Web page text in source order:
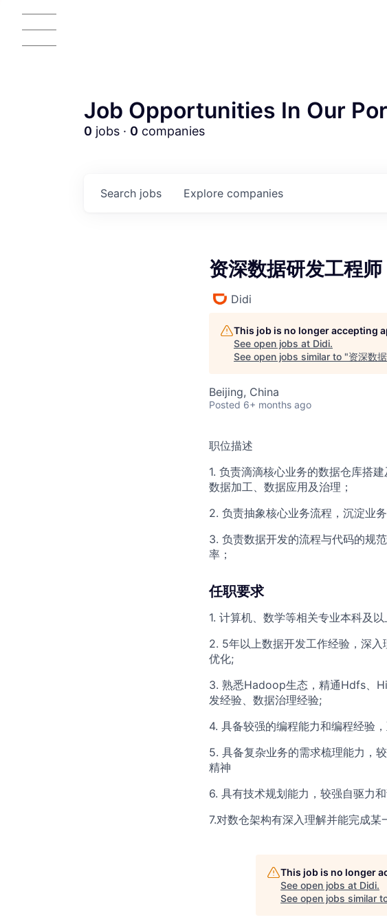
Job Opportunities In Our
0 jobs · 0 companies
Search jobs Explore companies
资深数据研发工程
Didi
This job is no longer accepting
See open jobs at Didi.
See open jobs similar to "资深数
Beijing, China
Posted 6+ months ago
职位描述
1. 负责滴滴核心业务的数据仓库搭
数据加工、数据应用及治理；
2. 负责抽象核心业务流程，沉淀业
3. 负责数据开发的流程与代码的规
率；
任职要求
1. 计算机、数学等相关专业本科及以
2. 5年以上数据开发工作经验，深
优化;
3. 熟悉Hadoop生态，精通Hdfs、
发经验、数据治理经验;
4. 具备较强的编程能力和编程经验
5. 具备复杂业务的需求梳理能力，
精神
6. 具有技术规划能力，较强自驱力
7.对数仓架构有深入理解并能完成
This job is no longer
See open jobs at Didi.
See open jobs similar